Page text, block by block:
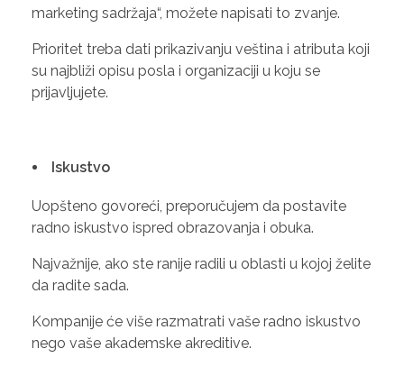
marketing sadržaja“, možete napisati to zvanje.
Prioritet treba dati prikazivanju veština i atributa koji
su najbliži opisu posla i organizaciji u koju se
prijavljujete.
Iskustvo
Uopšteno govoreći, preporučujem da postavite
radno iskustvo ispred obrazovanja i obuka.
Najvažnije, ako ste ranije radili u oblasti u kojoj želite
da radite sada.
Kompanije će više razmatrati vaše radno iskustvo
nego vaše akademske akreditive.